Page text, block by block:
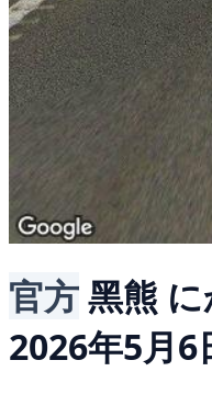
官方黑熊
2026年5月6